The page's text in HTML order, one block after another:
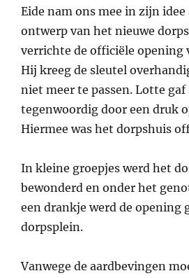
Eide nam ons mee in zijn
ontwerp van het nieuwe
verrichte de officiële opening
Hij kreeg de sleutel
niet meer te passen. Lotte gaf
tegenwoordig door een druk
Hiermee was het dorpshuis
In kleine groepjes werd het
bewonderd en onder het
een drankje werd de opening
dorpsplein.
Vanwege de aardbevingen